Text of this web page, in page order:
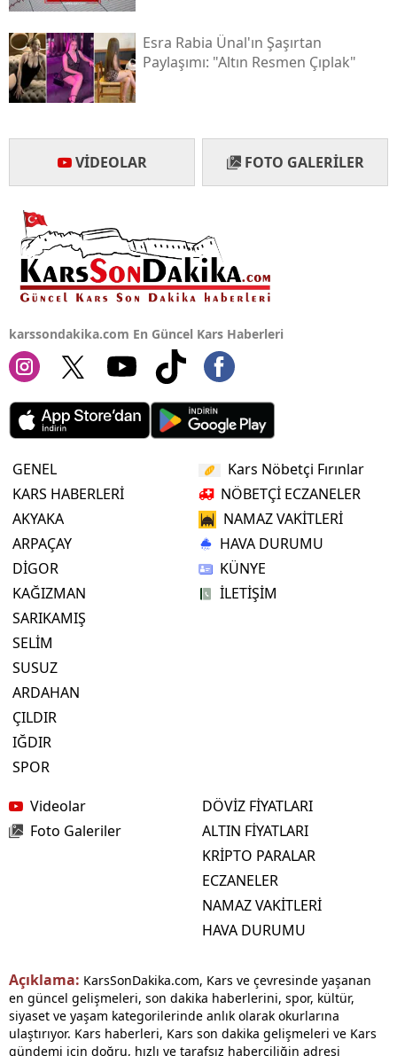
Esra Rabia Ünal'ın Şaşırtan
Paylaşımı: "altın Resmen Çıplak"
VIDEOLAR FOTO GALERILER
karssondakika.com En Güncel Kars Haberleri
GENEL
KARS HABERLERİ
AKYAKA
ARPAÇAY
DİGOR
KAĞIZMAN
SARIKAMIŞ
SELİM
SUSUZ
ARDAHAN
ÇILDIR
IĞDIR
SPOR
Kars Nöbetçi Fırınlar
NÖBETÇİ ECZANELER
NAMAZ VAKİTLERİ
HAVA DURUMU
KÜNYE
İLETİŞİM
Videolar
Foto Galeriler
DÖVİZ FİYATLARI
ALTIN FİYATLARI
KRİPTO PARALAR
ECZANELER
NAMAZ VAKİTLERİ
HAVA DURUMU
Açıklama: KarsSonDakika.com, Kars ve çevresinde yaşanan
en güncel gelişmeleri, son dakika haberlerini, spor, kültür,
siyaset ve yaşam kategorilerinde anlık olarak okurlarına
ulaştırıyor. Kars haberleri, Kars son dakika gelişmeleri ve Kars
gündemi için doğru, hızlı ve tarafsız haberciliğin adresi